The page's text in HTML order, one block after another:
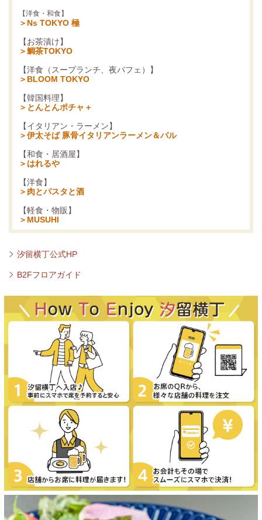
【洋食・和食】
＞Ns TOKYO 極
【お茶漬け】
＞鯛茶TOKYO
【洋食（スープランチ、夜パフェ）】
＞BLOOM TOKYO
【韓国料理】
＞とんとんポチャ＋
【イタリアン・ラーメン】
＞伊太そば 豚骨イタリアンラーメン＆バル
【和食・居酒屋】
＞はれるや
【洋食】
＞肉とパスタと酒
【軽食・物販】
＞MUSUHI
汐留横丁公式HP
B2Fフロアガイド